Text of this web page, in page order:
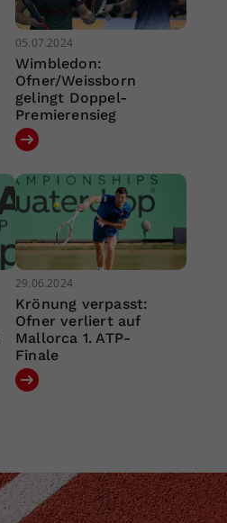
05.07.2024
Wimbledon:
Ofner/Weissborn
gelingt Doppel-
Premierensieg
29.06.2024
Krönung verpasst:
Ofner verliert auf
Mallorca 1. ATP-
Finale